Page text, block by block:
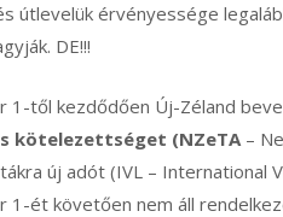
útlevelük érvényessége
DE!!!
1-től kezdődően Új-Zéland
kötelezettséget (NZeTA –
új adót (IVL – International
1-ét követően nem áll